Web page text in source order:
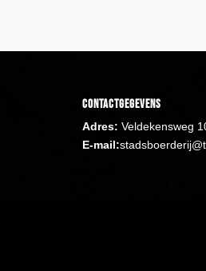
Contactgegevens
Adres: Veldekensweg
E-mail: